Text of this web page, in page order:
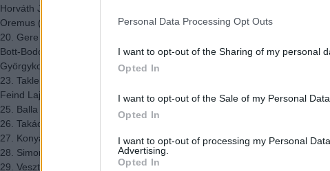
Personal Data Processing Opt Outs
I want to opt-out of the Sharing of my personal
Opted In
I want to opt-out of the Sale of my Personal Data.
Opted In
I want to opt-out of processing my Personal
Advertising.
Opted In
Horváth József Ráspi: 29
Oremus (Bacsó András): 29
20. Gere Attila: 28
Bott-Bodó Judit: 28
Györgykovács Imre: 28
23. Takler Pince: 26
Feind Lajos: 26
25. Balla Géza: 25
26. Takács Lajos (Hollóvár): 24
27. Konyári János és Dániel: 23
28. Simon József: 22
29. Vesztergombi Ferenc és Csaba: 21